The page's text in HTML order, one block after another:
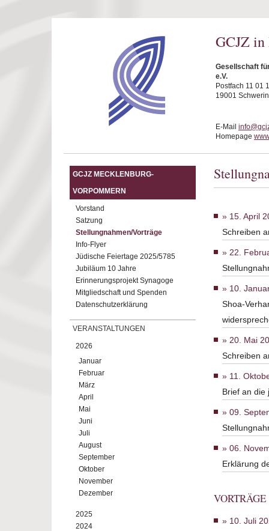
GCJZ in
Gesellschaft
e.V.
Postfach 11 01
19001 Schwerin
E-Mail
Homepage
GCJZ MECKLENBURG-
VORPOMMERN
Vorstand
Satzung
Stellungnahmen/Vorträge
Info-Flyer
Jüdische Feiertage 2025/5785
Jubiläum 10 Jahre
Erinnerungsprojekt Synagoge
Mitgliedschaft und Spenden
Datenschutzerklärung
VERANSTALTUNGEN
2026
Januar
Februar
März
April
Mai
Juni
Juli
August
September
Oktober
November
Dezember
2025
2024
15. April
Schreiben
22.
10.
Shoa-
20. Mai
Schreiben
11.
Brief an die
09.
06.
Erklärung
VORTRÄGE
10. Juli